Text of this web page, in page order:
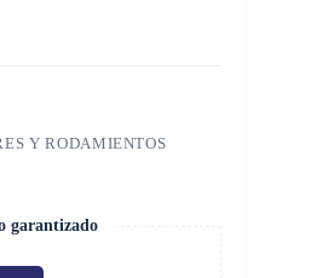
Y RODAMIENTOS
garantizado